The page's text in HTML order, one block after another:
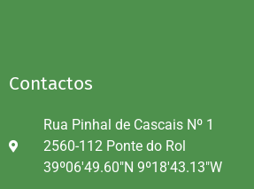
Contactos
Rua Pinhal de Cascais Nº 1
2560-112 Ponte do Rol
39º06'49.60"N 9º18'43.13"W